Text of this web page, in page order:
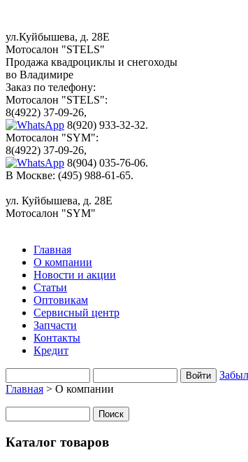
ул.Куйбышева, д. 28Е
Мотосалон "STELS"
Продажа квадроциклы и снегоходы
во Владимире
Заказ по телефону:
Мотосалон "STELS":
8(4922) 37-09-26,
8(920) 933-32-32.
Мотосалон "SYM":
8(4922) 37-09-26,
8(904) 035-76-06.
В Москве: (495) 988-61-65.
ул. Куйбышева, д. 28Е
Мотосалон "SYM"
Главная
О компании
Новости и акции
Статьи
Оптовикам
Сервисный центр
Запчасти
Контакты
Кредит
Главная > О компании
Каталог товаров